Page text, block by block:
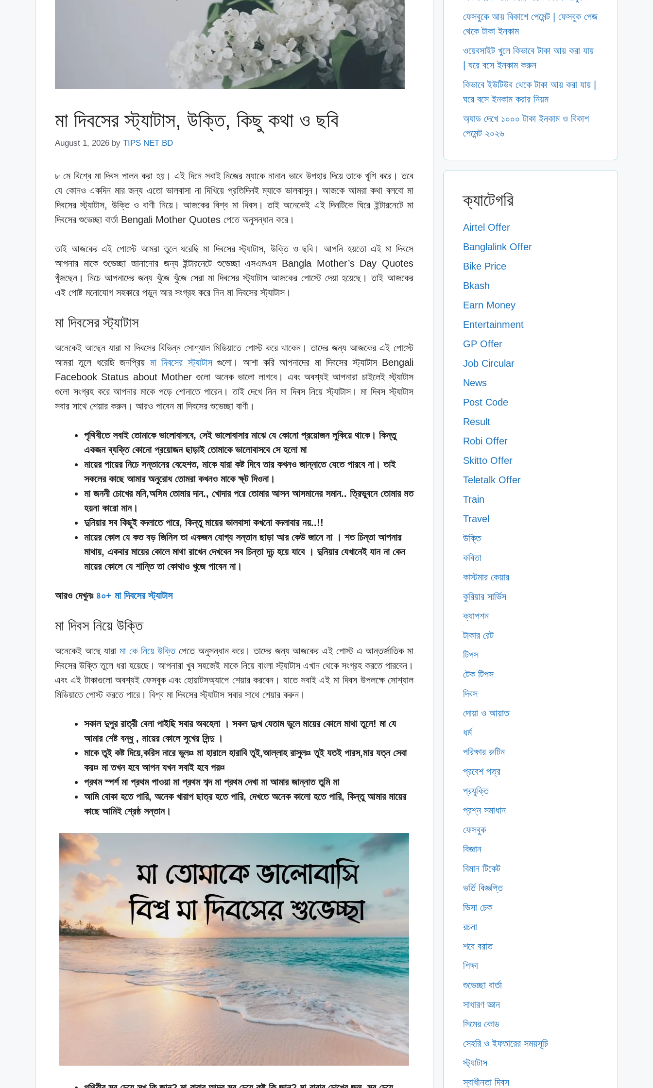
মা দিবসের স্ট্যাটাস, উক্তি, কিছু কথা ও ছবি
August 1, 2026 by TIPS NET BD
৮ মে বিশ্বে মা দিবস পালন করা হয়। এই দিনে সবাই নিজের ম্যাকে নানান ভাবে উপহার দিয়ে তাকে খুশি করে। তবে
যে কোনও একদিন মার জন্য এতো ভালবাসা না দিখিয়ে প্রতিদিনই ম্যাকে ভালবাসুন। আজকে আমরা কথা বলবো মা
দিবসের স্ট্যাটাস, উক্তি ও বাণী নিয়ে। আজকের বিশ্ব মা দিবস। তাই অনেকেই এই দিনটিকে ঘিরে ইন্টারনেটে মা
দিবসের শুভেচ্ছা বার্তা Bengali Mother Quotes পেতে অনুসন্ধান করে।
তাই আজকের এই পোস্টে আমরা তুলে ধরেছি মা দিবসের স্ট্যাটাস, উক্তি ও ছবি। আপনি হয়তো এই মা দিবসে
আপনার মাকে শুভেচ্ছা জানানোর জন্য ইন্টারনেটে শুভেচ্ছা এসএমএস Bangla Mother’s Day Quotes
খুঁজছেন। নিচে আপনাদের জন্য খুঁজে খুঁজে সেরা মা দিবসের স্ট্যাটাস আজকের পোস্টে দেয়া হয়েছে। তাই আজকের
এই পোষ্ট মনোযোগ সহকারে পড়ুন আর সংগ্রহ করে নিন মা দিবসের স্ট্যাটাস।
মা দিবসের স্ট্যাটাস
অনেকেই আছেন যারা মা দিবসের বিভিন্ন সোশ্যাল মিডিয়াতে পোস্ট করে থাকেন। তাদের জন্য আজকের এই পোস্টে
আমরা তুলে ধরেছি জনপ্রিয় মা দিবসের স্ট্যাটাসগুলো। আশা করি আপনাদের মা দিবসের স্ট্যাটাস Bengali
Facebook Status about Mother গুলো অনেক ভালো লাগবে। এবং অবশ্যই আপনারা চাইলেই স্ট্যাটাস
গুলো সংগ্রহ করে আপনার মাকে পড়ে শোনাতে পারেন। তাই দেখে নিন মা দিবস নিয়ে স্ট্যাটাস। মা দিবস স্ট্যাটাস
সবার সাথে শেয়ার করুন। আরও পাবেন মা দিবসের শুভেচ্ছা বাণী।
পৃথিবীতে সবাই তোমাকে ভালোবাসবে, সেই ভালোবাসার মাঝে যে কোনো প্রয়োজন লুকিয়ে থাকে। কিন্তু
একজন ব্যক্তি কোনো প্রয়োজন ছাড়াই তোমাকে ভালোবাসবে সে হলো মা
মায়ের পায়ের নিচে সন্তানের বেহেশত, মাকে যারা কষ্ট দিবে তার কখনও জান্নাতে যেতে পারবে না। তাই
সকলের কাছে আমার অনুরোধ তোমরা কখনও মাকে ক্ষ্ট দিওনা।
মা জননী চোখের মনি,অসিম তোমার দান., খোদার পরে তোমার আসন আসমানের সমান.. ত্রিভুবনে তোমার মত
হয়না কারো মান।
দুনিয়ার সব কিছুই বদলাতে পারে, কিন্তু মায়ের ভালবাসা কখনো বদলাবার নয়..!!
মায়ের কোল যে কত বড় জিনিস তা একজন যোগ্য সন্তান ছাড়া আর কেউ জানে না । শত চিন্তা আপনার
মাথায়, একবার মায়ের কোলে মাথা রাখেন দেখবেন সব চিন্তা দূঢ় হয়ে যাবে । দুনিয়ার যেখানেই যান না কেন
মায়ের কোলে যে শান্তি তা কোথাও খুজে পাবেন না।
আরও দেখুনঃ ৪০+ মা দিবসের স্ট্যাটাস
মা দিবস নিয়ে উক্তি
অনেকেই আছে যারামা কে নিয়ে উক্তিপেতে অনুসন্ধান করে। তাদের জন্য আজকের এই পোস্ট এ আন্তর্জাতিক মা
দিবসের উক্তি তুলে ধরা হয়েছে। আপনারা খুব সহজেই মাকে নিয়ে বাংলা স্ট্যাটাস এখান থেকে সংগ্রহ করতে পারবেন।
এবং এই টাকাগুলো অবশ্যই ফেসবুক এবং হোয়াটসঅ্যাপে শেয়ার করবেন। যাতে সবাই এই মা দিবস উপলক্ষে সোশ্যাল
মিডিয়াতে পোস্ট করতে পারে। বিশ্ব মা দিবসের স্ট্যাটাস সবার সাথে শেয়ার করুন।
সকাল দুপুর রাত্রী বেলা পাইছি সবার অবহেলা । সকল দুঃখ যেতাম ভুলে মায়ের কোলে মাথা তুলে! মা যে
আমার শেষ্ট বন্ধু , মায়ের কোলে সুখের সিন্দু ।
মাকে তুই কষ্ট দিয়ে,করিস নারে ভুল¤ মা হারালে হারাবি তুই,আল্লাহ রাসুল¤ তুই যতই পারস,মার যত্ন সেবা
কর¤ মা তখন হবে আপন যখন সবাই হবে পর¤
প্রথম স্পর্শ মা প্রথম পাওয়া মা প্রথম শব্দ মা প্রথম দেখা মা আমার জান্নাত তুমি মা
আমি বোকা হতে পারি, অনেক খারাপ ছাত্র হতে পারি, দেখতে অনেক কালো হতে পারি, কিন্তু আমার মায়ের
কাছে আমিই শ্রেষ্ঠ সন্তান।
ফেসবুকে আয় বিকাশে পেমেন্ট | ফেসবুক পেজ
থেকে টাকা ইনকাম
ওয়েবসাইট খুলে কিভাবে টাকা আয় করা যায়
| ঘরে বসে ইনকাম করুন
কিভাবে ইউটিউব থেকে টাকা আয় করা যায় |
ঘরে বসে ইনকাম করার নিয়ম
অ্যাড দেখে ১০০০ টাকা ইনকাম ও বিকাশ
পেমেন্ট ২০২৬
ক্যাটেগরি
Airtel Offer
Banglalink Offer
Bike Price
Bkash
Earn Money
Entertainment
GP Offer
Job Circular
News
Post Code
Result
Robi Offer
Skitto Offer
Teletalk Offer
Train
Travel
উক্তি
কবিতা
কাস্টমার কেয়ার
কুরিয়ার সার্ভিস
ক্যাপশন
টাকার রেট
টিপস
টেক টিপস
দিবস
দোয়া ও আয়াত
ধর্ম
পরিক্ষার রুটিন
প্রবেশ পত্র
প্রযুক্তি
প্রশ্ন সমাধান
ফেসবুক
বিজ্ঞান
বিমান টিকেট
ভর্তি বিজ্ঞপ্তি
ভিসা চেক
রচনা
শবে বরাত
শিক্ষা
শুভেচ্ছা বার্তা
সাধারণ জ্ঞান
সিমের কোড
সেহরি ও ইফতারের সময়সূচি
স্ট্যাটাস
স্বাধীনতা দিবস